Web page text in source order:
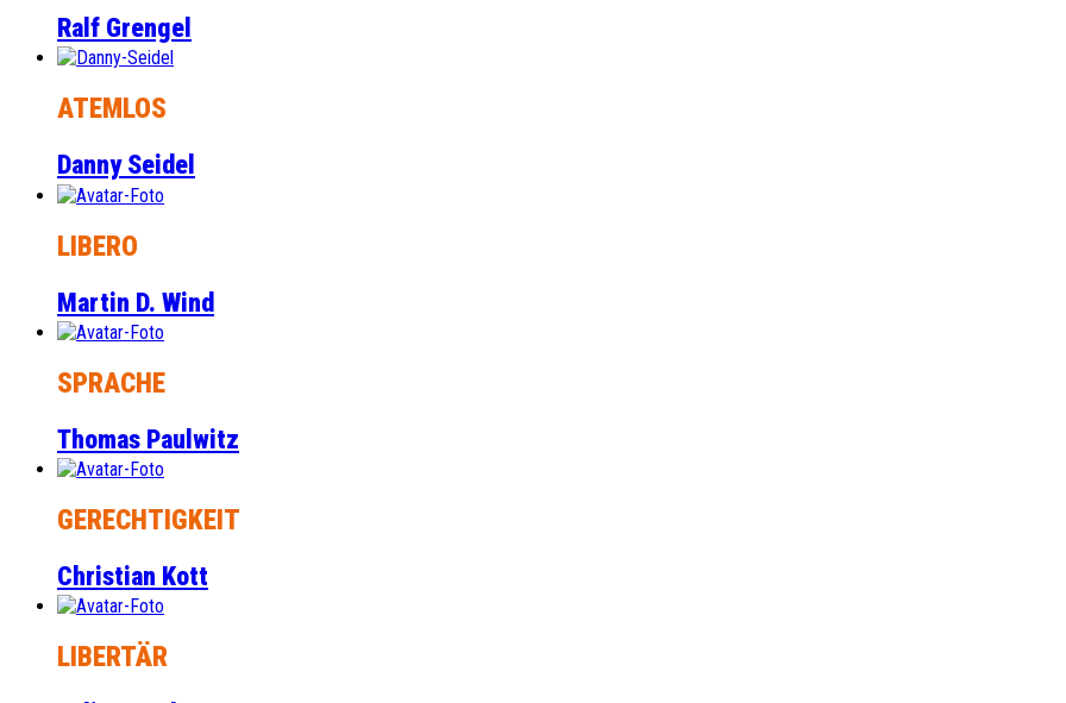
Ralf Grengel
ATEMLOS
Danny Seidel
LIBERO
Martin D. Wind
SPRACHE
Thomas Paulwitz
GERECHTIGKEIT
Christian Kott
LIBERTÄR